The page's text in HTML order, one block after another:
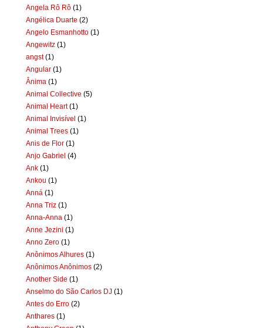
Angela Rô Rô (1)
Angélica Duarte (2)
Angelo Esmanhotto (1)
Angewitz (1)
angst (1)
Angular (1)
Ânima (1)
Animal Collective (5)
Animal Heart (1)
Animal Invisível (1)
Animal Trees (1)
Anis de Flor (1)
Anjo Gabriel (4)
Ank (1)
Ankou (1)
Anná (1)
Anna Triz (1)
Anna-Anna (1)
Anne Jezini (1)
Anno Zero (1)
Anônimos Alhures (1)
Anônimos Anônimos (2)
Another Side (1)
Anselmo do São Carlos DJ (1)
Antes do Erro (2)
Anthares (1)